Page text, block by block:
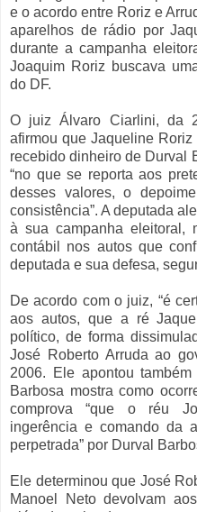
e o acordo entre Roriz e
aparelhos de rádio por
durante a campanha
Joaquim Roriz buscava
do DF.
O juiz Álvaro Ciarlini, da
afirmou que Jaqueline
recebido dinheiro de Durval
“no que se reporta aos
desses valores, o
consistência”. A deputada
à sua campanha eleitoral,
contábil nos autos que
deputada e sua defesa,
De acordo com o juiz, “é
aos autos, que a ré
político, de forma
José Roberto Arruda ao
2006. Ele apontou
Barbosa mostra como
comprova “que o réu
ingerência e comando da
perpetrada” por Durval
Ele determinou que José
Manoel Neto devolvam